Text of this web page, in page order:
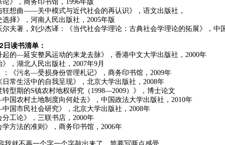
》，商务印书馆，1996年版
狂想曲——关中模式与近代社会的再认识》，语文出版社，
择》，河南人民出版社，2005年版
夫著，刘少杰译：《当代社会学理论：古典社会学理论的拓展》，中
读书清单：
的—延安整风运动的来龙去脉》，香港中文大学出版社，2000年
，湖北人民出版社，2007年9月
《污名—受损身份管理札记》，商务印书馆，2009年
常生活中的自我呈现》，北京大学出版社，2008年
型期的S镇农村地权研究（1998—2009）》，博士论文
国农村土地制度向何处去》，中国政法大学出版社，2010年
国市民社会研究》，北京大学出版社，2008年
工论》，三联书店，2000年
方法的准则》，商务印书馆，2006年